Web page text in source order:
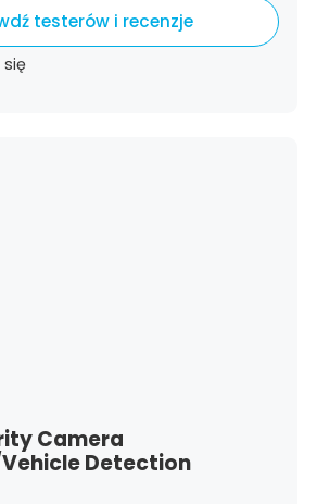
testerów i recenzje
się
Camera
Detection